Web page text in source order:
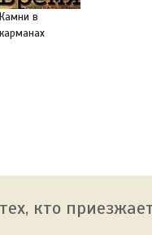
Камни в
карманах
кто